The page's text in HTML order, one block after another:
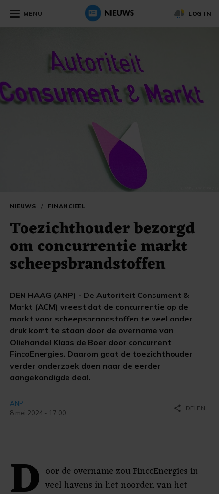
MENU LOG IN
NIEUWS / FINANCIEEL
Toezichthouder bezorgd
om concurrentie markt
scheepsbrandstoffen
DEN HAAG (ANP) - De Autoriteit Consument &
Markt (ACM) vreest dat de concurrentie op de
markt voor scheepsbrandstoffen te veel onder
druk komt te staan door de overname van
Oliehandel Klaas de Boer door concurrent
FincoEnergies. Daarom gaat de toezichthouder
verder onderzoek doen naar de eerder
aangekondigde deal.
ANP
8 mei 2024 - 17:00
share DELEN
oor de overname zou FincoEnergies in
veel havens in het noorden van het